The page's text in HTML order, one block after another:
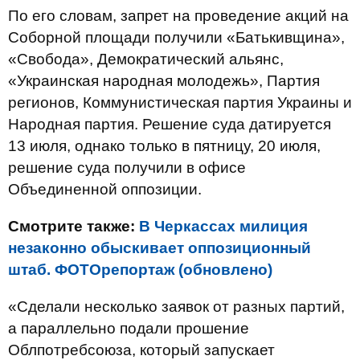
По его словам, запрет на проведение акций на
Соборной площади получили «Батькивщина»,
«Свобода», Демократический альянс,
«Украинская народная молодежь», Партия
регионов, Коммунистическая партия Украины и
Народная партия. Решение суда датируется
13 июля, однако только в пятницу, 20 июля,
решение суда получили в офисе
Объединенной оппозиции.
Смотрите также: В Черкассах милиция
незаконно обыскивает оппозиционный
штаб. ФОТОрепортаж (обновлено)
«Сделали несколько заявок от разных партий,
а параллельно подали прошение
Облпотребсоюза, который запускает